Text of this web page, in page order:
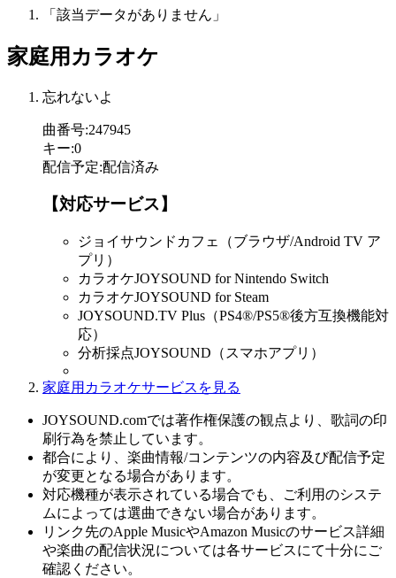
「該当データがありません」
家庭用カラオケ
忘れないよ
曲番号:247945
キー:0
配信予定:配信済み
【対応サービス】
ジョイサウンドカフェ（ブラウザ/Android TV ア
プリ）
カラオケJOYSOUND for Nintendo Switch
カラオケJOYSOUND for Steam
JOYSOUND.TV Plus（PS4®/PS5®後方互換機能対
応）
分析採点JOYSOUND（スマホアプリ）
家庭用カラオケサービスを見る
JOYSOUND.comでは著作権保護の観点より、歌詞の印
刷行為を禁止しています。
都合により、楽曲情報/コンテンツの内容及び配信予定
が変更となる場合があります。
対応機種が表示されている場合でも、ご利用のシステ
ムによっては選曲できない場合があります。
リンク先のApple MusicやAmazon Musicのサービス詳細
や楽曲の配信状況については各サービスにて十分にご
確認ください。